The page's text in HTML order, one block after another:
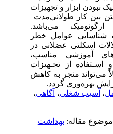
نبودن ابزار و تجهیزات
بین کار طولانی‌مدت
می‌باشد.
شناسایی عوامل خطر
اسکلتی عضلانی در
آموزشی مناسب،
از تجـهیزات
می‌تواند منجر به کاهش
بهره‌وری گردد.
،آسیب شغلی،آگاهی،
مقاله:بهداشت